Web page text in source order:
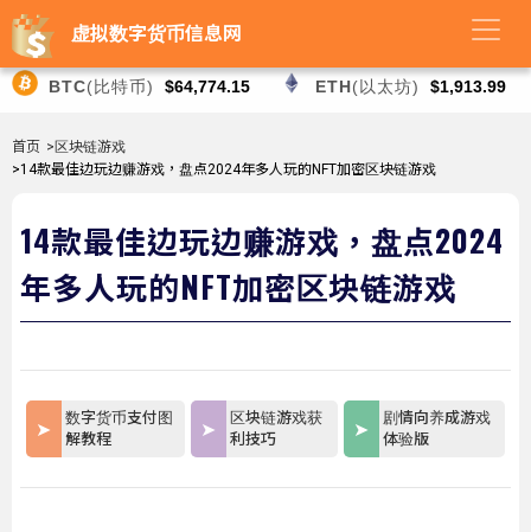
虚拟数字货币信息网
BTC(比特币) $64,774.15 ETH(以太坊) $1,913.99
首页 >区块链游戏
>14款最佳边玩边赚游戏，盘点2024年多人玩的NFT加密区块链游戏
14款最佳边玩边赚游戏，盘点2024
年多人玩的NFT加密区块链游戏
数字货币支付图
解教程
区块链游戏获
利技巧
剧情向养成游戏
体验版